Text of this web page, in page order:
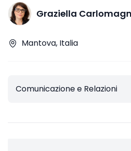
Graziella
Mantova, Italia
Comunicazione e Relazioni